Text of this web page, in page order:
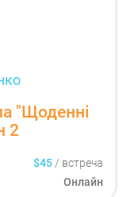
"Щоденні
2
$45 / встреча
Онлайн